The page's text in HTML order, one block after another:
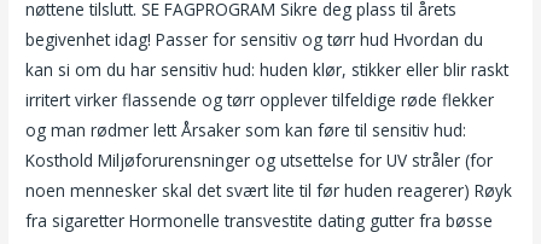
nøttene tilslutt. SE FAGPROGRAM Sikre deg plass til årets
begivenhet idag! Passer for sensitiv og tørr hud Hvordan du
kan si om du har sensitiv hud: huden klør, stikker eller blir raskt
irritert virker flassende og tørr opplever tilfeldige røde flekker
og man rødmer lett Årsaker som kan føre til sensitiv hud:
Kosthold Miljøforurensninger og utsettelse for UV stråler (for
noen mennesker skal det svært lite til før huden reagerer) Røyk
fra sigaretter Hormonelle transvestite dating gutter fra bøsse